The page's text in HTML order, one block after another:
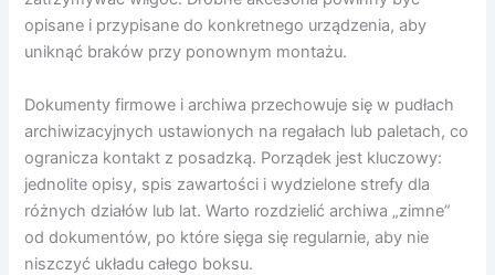
opisane i przypisane do konkretnego urządzenia, aby
uniknąć braków przy ponownym montażu.
Dokumenty firmowe i archiwa przechowuje się w pudłach
archiwizacyjnych ustawionych na regałach lub paletach, co
ogranicza kontakt z posadzką. Porządek jest kluczowy:
jednolite opisy, spis zawartości i wydzielone strefy dla
różnych działów lub lat. Warto rozdzielić archiwa „zimne”
od dokumentów, po które sięga się regularnie, aby nie
niszczyć układu całego boksu.